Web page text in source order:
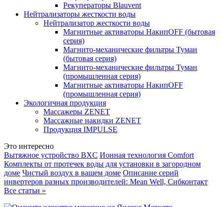
Рекуператоры Blauvent
Нейтрализаторы жесткости воды
Нейтрализатор жесткости воды
Магнитные активаторы НакипOFF (бытовая
серия)
Магнито-механические фильтры Туман
(бытовая серия)
Магнито-механические фильтры Туман
(промышленная серия)
Магнитные активаторы НакипOFF
(промышленная серия)
Экологичная продукция
Массажеры ZENET
Массажные накидки ZENET
Продукция IMPULSE
Это интересно
Вытяжное устройство BXC Ионная технология Comfort
Комплекты от протечек воды для установки в загородном
доме Чистый воздух в вашем доме Описание серий
инвертеров разных производителей: Mean Well, Сибконтакт
Все статьи »